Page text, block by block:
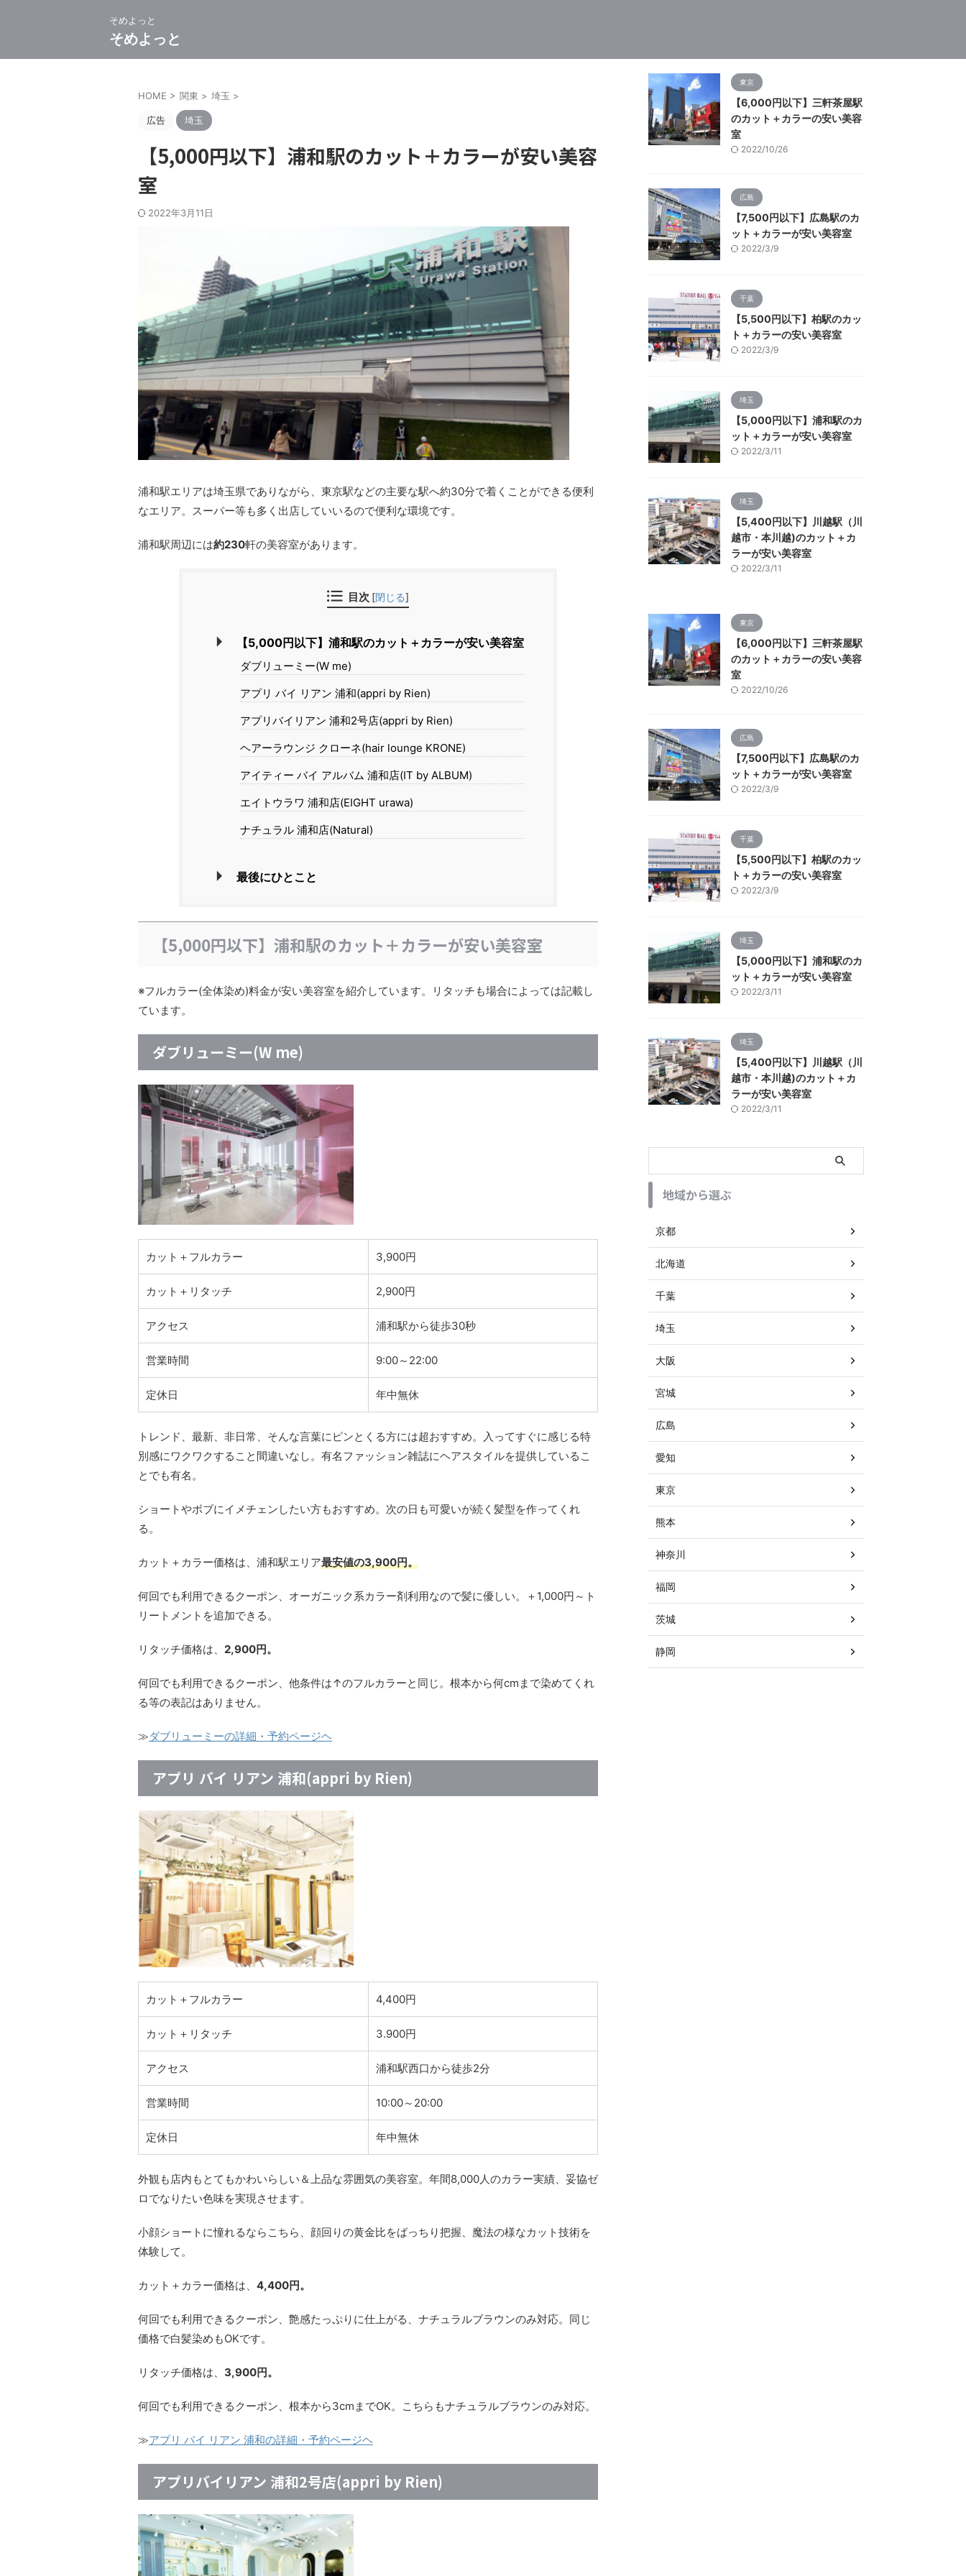
そめよっと
そめよっと
HOME > 関東 > 埼玉 >
広告 埼玉
【5,000円以下】浦和駅のカット＋カラーが安い美容
室
2022年3月11日
浦和駅エリアは埼玉県でありながら、東京駅などの主要な駅へ約30分で着くことができる便利
なエリア。スーパー等も多く出店していいるので便利な環境です。
浦和駅周辺には約230軒の美容室があります。
目次 [閉じる]
【5,000円以下】浦和駅のカット＋カラーが安い美容室
ダブリューミー(W me)
アプリ バイ リアン 浦和(appri by Rien)
アプリバイリアン 浦和2号店(appri by Rien)
ヘアーラウンジ クローネ(hair lounge KRONE)
アイティー バイ アルバム 浦和店(IT by ALBUM)
エイトウラワ 浦和店(EIGHT urawa)
ナチュラル 浦和店(Natural)
最後にひとこと
【5,000円以下】浦和駅のカット＋カラーが安い美容室
※フルカラー(全体染め)料金が安い美容室を紹介しています。リタッチも場合によっては記載し
ています。
ダブリューミー(W me)
カット＋フルカラー 3,900円
カット＋リタッチ 2,900円
アクセス 浦和駅から徒歩30秒
営業時間 9:00～22:00
定休日 年中無休
トレンド、最新、非日常、そんな言葉にピンとくる方には超おすすめ。入ってすぐに感じる特
別感にワクワクすること間違いなし。有名ファッション雑誌にヘアスタイルを提供しているこ
とでも有名。
ショートやボブにイメチェンしたい方もおすすめ。次の日も可愛いが続く髪型を作ってくれ
る。
カット＋カラー価格は、浦和駅エリア最安値の3,900円。
何回でも利用できるクーポン、オーガニック系カラー剤利用なので髪に優しい。＋1,000円～ト
リートメントを追加できる。
リタッチ価格は、 2,900円。
何回でも利用できるクーポン、他条件は↑のフルカラーと同じ。根本から何cmまで染めてくれ
る等の表記はありません。
≫ダブリューミーの詳細・予約ページヘ
アプリ バイ リアン 浦和(appri by Rien)
カット＋フルカラー 4,400円
カット＋リタッチ 3.900円
アクセス 浦和駅西口から徒歩2分
営業時間 10:00～20:00
定休日 年中無休
外観も店内もとてもかわいらしい＆上品な雰囲気の美容室。年間8,000人のカラー実績、妥協ゼ
ロでなりたい色味を実現させます。
小顔ショートに憧れるならこちら、顔回りの黄金比をばっちり把握、魔法の様なカット技術を
体験して。
カット＋カラー価格は、 4,400円。
何回でも利用できるクーポン、艶感たっぷりに仕上がる、ナチュラルブラウンのみ対応。同じ
価格で白髪染めもOKです。
リタッチ価格は、 3,900円。
何回でも利用できるクーポン、根本から3cmまでOK。こちらもナチュラルブラウンのみ対応。
≫アプリ バイ リアン 浦和の詳細・予約ページヘ
アプリバイリアン 浦和2号店(appri by Rien)
東京
【6,000円以下】三軒茶屋駅
のカット＋カラーの安い美容
室
2022/10/26
広島
【7,500円以下】広島駅のカ
ット＋カラーが安い美容室
2022/3/9
千葉
【5,500円以下】柏駅のカッ
ト＋カラーの安い美容室
2022/3/9
埼玉
【5,000円以下】浦和駅のカ
ット＋カラーが安い美容室
2022/3/11
埼玉
【5,400円以下】川越駅（川
越市・本川越)のカット＋カ
ラーが安い美容室
2022/3/11
東京
【6,000円以下】三軒茶屋駅
のカット＋カラーの安い美容
室
2022/10/26
広島
【7,500円以下】広島駅のカ
ット＋カラーが安い美容室
2022/3/9
千葉
【5,500円以下】柏駅のカッ
ト＋カラーの安い美容室
2022/3/9
埼玉
【5,000円以下】浦和駅のカ
ット＋カラーが安い美容室
2022/3/11
埼玉
【5,400円以下】川越駅（川
越市・本川越)のカット＋カ
ラーが安い美容室
2022/3/11
地域から選ぶ
京都
北海道
千葉
埼玉
大阪
宮城
広島
愛知
東京
熊本
神奈川
福岡
茨城
静岡